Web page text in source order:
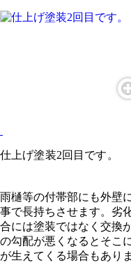
仕上げ塗装2回目です。
雨樋等の付帯部にも外壁
事で長持ちさせます。劣
合には塗装ではなく交換
の勾配が悪くなるとそこ
が生えてくる場合もあり